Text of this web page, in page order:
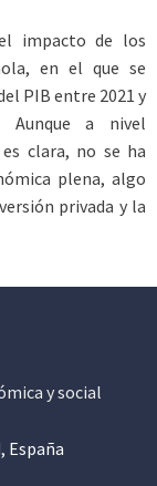
impacto de los
en el que se
PIB entre 2021 y
Aunque a nivel
clara, no se ha
plena, algo
privada y la
y social
España